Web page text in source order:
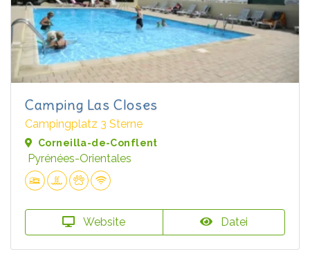
Camping Las Closes
Campingplatz 3 Sterne
Corneilla-de-Conflent
Pyrénées-Orientales
Website Datei